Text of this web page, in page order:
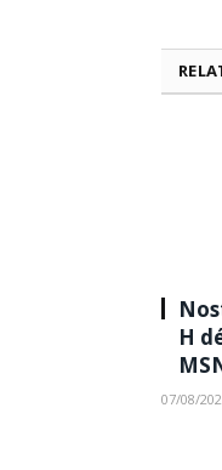
H
07/08/